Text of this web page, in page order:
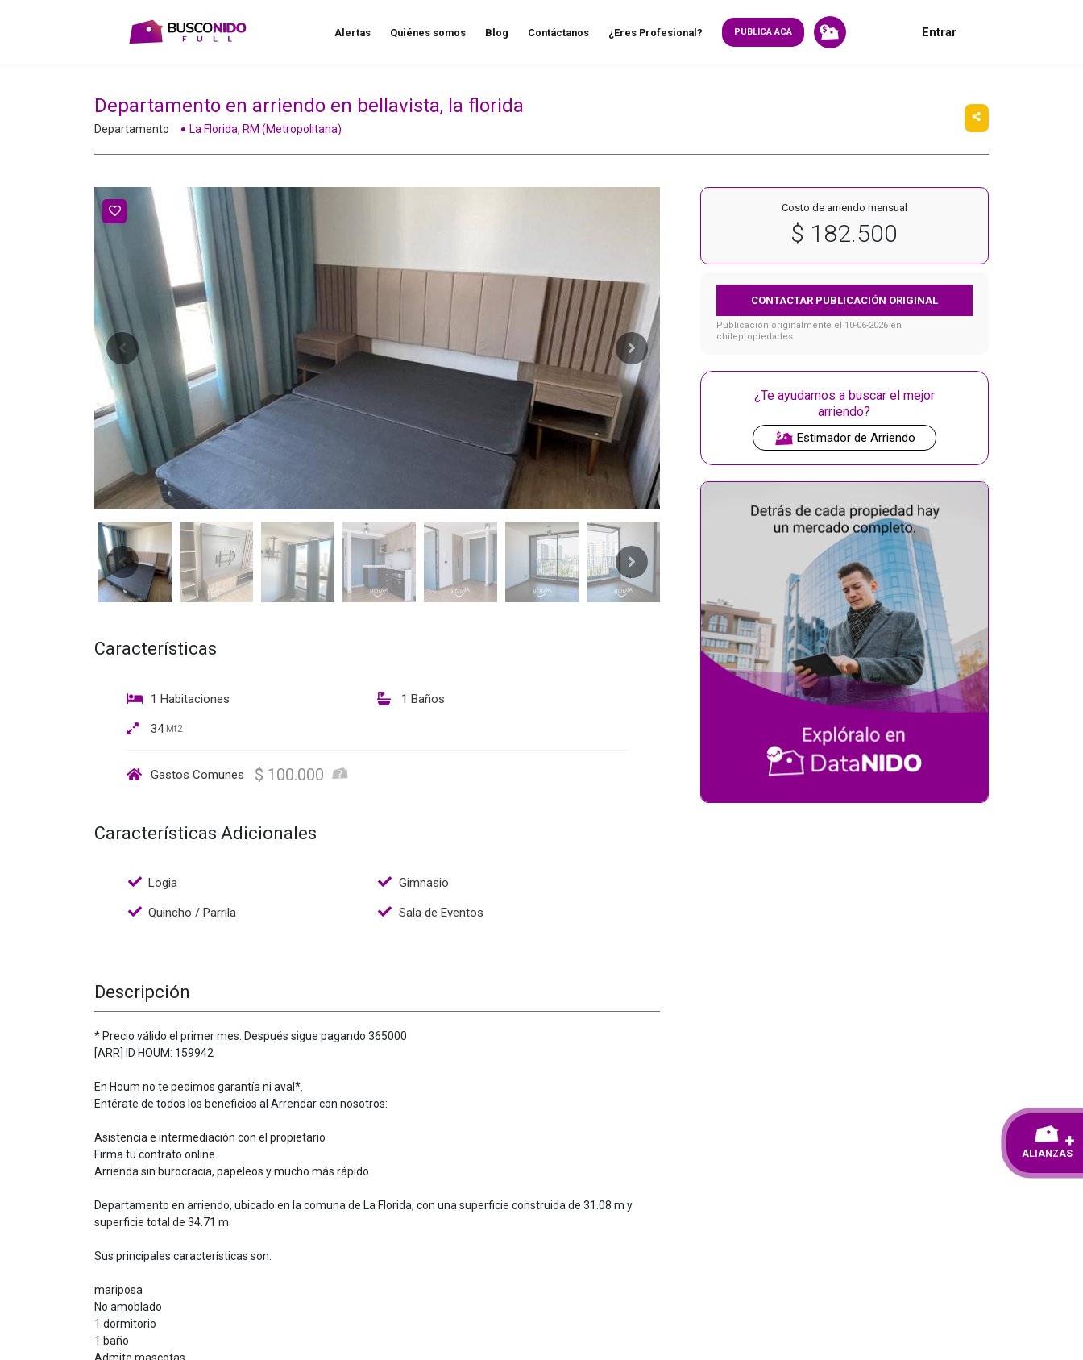
Alertas Quiénes somos Blog Contáctanos ¿Eres Profesional? PUBLICA ACÁ Entrar
Departamento en arriendo en bellavista, la florida
Departamento La Florida, RM (Metropolitana)
Características
1 Habitaciones 1 Baños
34 Mt2
Gastos Comunes $ 100.000
Características Adicionales
Logia Gimnasio
Quincho / Parrila Sala de Eventos
Descripción
* Precio válido el primer mes. Después sigue pagando 365000
[ARR] ID HOUM: 159942
En Houm no te pedimos garantía ni aval*.
Entérate de todos los beneficios al Arrendar con nosotros:
Asistencia e intermediación con el propietario
Firma tu contrato online
Arrienda sin burocracia, papeleos y mucho más rápido
Departamento en arriendo, ubicado en la comuna de La Florida, con una superficie construida de 31.08 m y
superficie total de 34.71 m.
Sus principales características son:
mariposa
No amoblado
1 dormitorio
1 baño
Costo de arriendo mensual
$ 182.500
CONTACTAR PUBLICACIÓN ORIGINAL
Publicación originalmente el 10-06-2026 en
chilepropiedades
¿Te ayudamos a buscar el mejor
arriendo?
Estimador de Arriendo
+
ALIANZAS